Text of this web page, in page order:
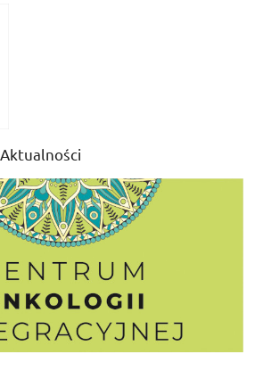
Aktualności